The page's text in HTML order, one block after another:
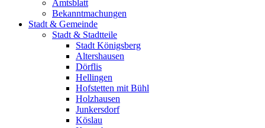
Amtsblatt
Bekanntmachungen
Stadt & Gemeinde
Stadt & Stadtteile
Stadt Königsberg
Altershausen
Dörflis
Hellingen
Hofstetten mit Bühl
Holzhausen
Junkersdorf
Köslau